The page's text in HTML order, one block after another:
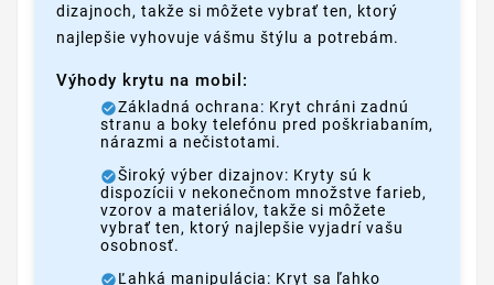
dizajnoch, takže si môžete vybrať ten, ktorý
najlepšie vyhovuje vášmu štýlu a potrebám.
Výhody krytu na mobil:
Základná ochrana: Kryt chráni zadnú
stranu a boky telefónu pred poškriabaním,
nárazmi a nečistotami.
Široký výber dizajnov: Kryty sú k
dispozícii v nekonečnom množstve farieb,
vzorov a materiálov, takže si môžete
vybrať ten, ktorý najlepšie vyjadrí vašu
osobnosť.
Ľahká manipulácia: Kryt sa ľahko